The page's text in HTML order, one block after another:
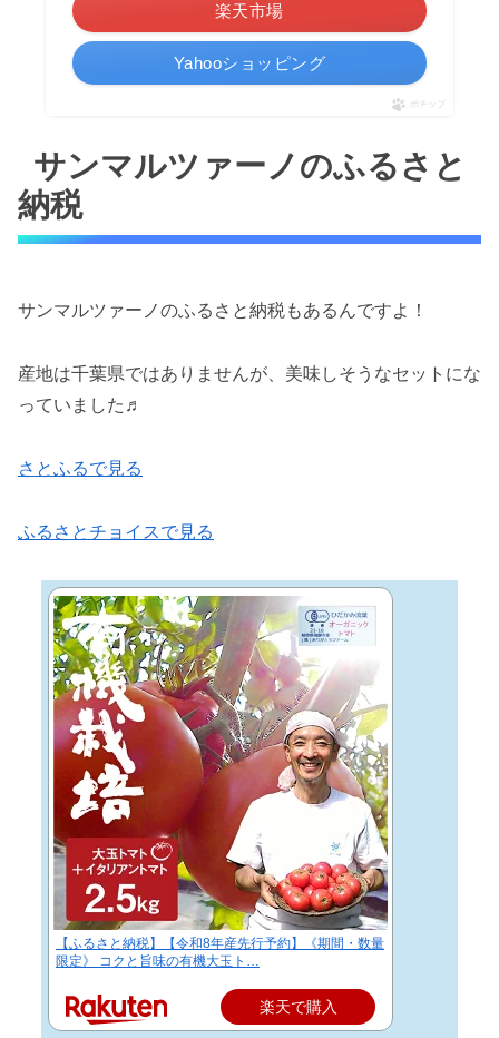
楽天市場
Yahooショッピング
ポチップ
サンマルツァーノのふるさと
納税
サンマルツァーノのふるさと納税もあるんですよ！
産地は千葉県ではありませんが、美味しそうなセットにな
っていました♬
さとふるで見る
ふるさとチョイスで見る
【ふるさと納税】【令和8年産先行予約】《期間・数量
限定》 コクと旨味の有機大玉ト…
楽天で購入